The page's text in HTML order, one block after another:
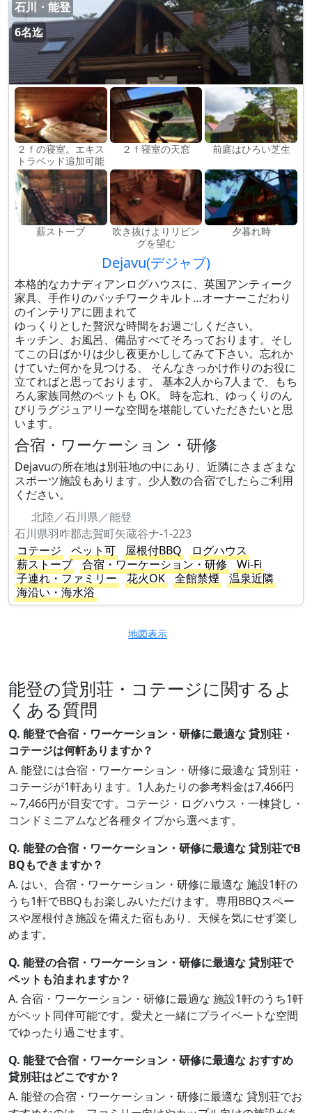
石川・能登
6名迄
２ｆの寝室。エキス
トラベッド追加可能
２ｆ寝室の天窓 前庭はひろい芝生
薪ストーブ
吹き抜けよりリビン
グを望む
夕暮れ時
Dejavu(デジャブ)
本格的なカナディアンログハウスに、英国アンティーク
家具、手作りのパッチワークキルト…オーナーこだわり
のインテリアに囲まれて
ゆっくりとした贅沢な時間をお過ごしください。
キッチン、お風呂、備品すべてそろっております。そし
てこの日ばかりは少し夜更かししてみて下さい。忘れか
けていた何かを見つける、 そんなきっかけ作りのお役に
立てればと思っております。 基本2人から7人まで、もち
ろん家族同然のペットも OK。 時を忘れ、ゆっくりのん
びりラグジュアリーな空間を堪能していただきたいと思
います。
合宿・ワーケーション・研修
Dejavuの所在地は別荘地の中にあり、近隣にさまざまな
スポーツ施設もあります。少人数の合宿でしたらご利用
ください。
北陸／石川県／能登
石川県羽咋郡志賀町矢蔵谷ナ-1-223
コテージ
ペット可 屋根付BBQ
ログハウス
薪ストーブ
合宿・ワーケーション・研修
Wi-Fi
子連れ・ファミリー
花火OK 全館禁煙
温泉近隣
海沿い・海水浴
地図表示
能登の貸別荘・コテージに関するよ
くある質問
Q. 能登で合宿・ワーケーション・研修に最適な 貸別荘・
コテージは何軒ありますか？
A. 能登には合宿・ワーケーション・研修に最適な 貸別荘・
コテージが1軒あります。1人あたりの参考料金は7,466円
～7,466円が目安です。コテージ・ログハウス・一棟貸し・
コンドミニアムなど各種タイプから選べます。
Q. 能登の合宿・ワーケーション・研修に最適な 貸別荘でB
BQもできますか？
A. はい、合宿・ワーケーション・研修に最適な 施設1軒の
うち1軒でBBQもお楽しみいただけます。専用BBQスペー
スや屋根付き施設を備えた宿もあり、天候を気にせず楽し
めます。
Q. 能登の合宿・ワーケーション・研修に最適な 貸別荘で
ペットも泊まれますか？
A. 合宿・ワーケーション・研修に最適な 施設1軒のうち1軒
がペット同伴可能です。愛犬と一緒にプライベートな空間
でゆったり過ごせます。
Q. 能登で合宿・ワーケーション・研修に最適な おすすめ
貸別荘はどこですか？
A. 能登の合宿・ワーケーション・研修に最適な 貸別荘でお